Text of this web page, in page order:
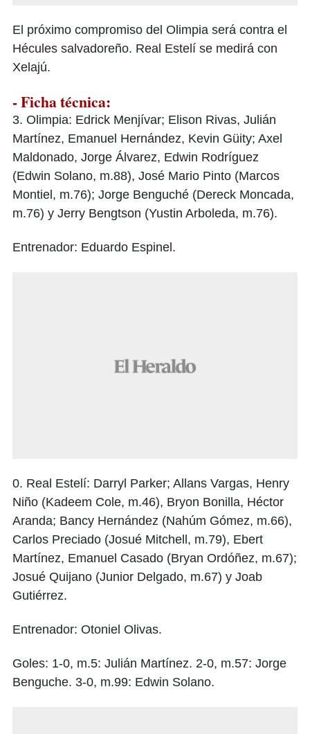
El próximo compromiso del Olimpia será contra el
Hécules salvadoreño. Real Estelí se medirá con
Xelajú.
- Ficha técnica:
3. Olimpia: Edrick Menjívar; Elison Rivas, Julián
Martínez, Emanuel Hernández, Kevin Güity; Axel
Maldonado, Jorge Álvarez, Edwin Rodríguez
(Edwin Solano, m.88), José Mario Pinto (Marcos
Montiel, m.76); Jorge Benguché (Dereck Moncada,
m.76) y Jerry Bengtson (Yustin Arboleda, m.76).
Entrenador: Eduardo Espinel.
0. Real Estelí: Darryl Parker; Allans Vargas, Henry
Niño (Kadeem Cole, m.46), Bryon Bonilla, Héctor
Aranda; Bancy Hernández (Nahúm Gómez, m.66),
Carlos Preciado (Josué Mitchell, m.79), Ebert
Martínez, Emanuel Casado (Bryan Ordóñez, m.67);
Josué Quijano (Junior Delgado, m.67) y Joab
Gutiérrez.
Entrenador: Otoniel Olivas.
Goles: 1-0, m.5: Julián Martínez. 2-0, m.57: Jorge
Benguche. 3-0, m.99: Edwin Solano.